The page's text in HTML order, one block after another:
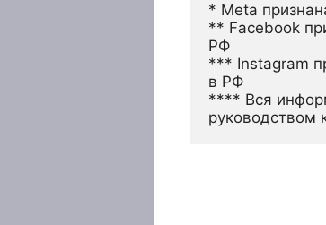
* Meta
** Facebook
РФ
*** Instagram
в РФ
**** Вся
руководством